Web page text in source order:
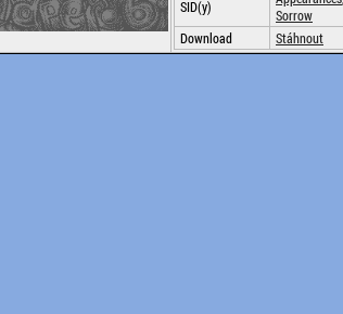
SID(y)
Sorrow
Download
Stáhnout